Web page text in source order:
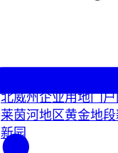
北威州企业用地门
莱茵河地区黄金地
新园